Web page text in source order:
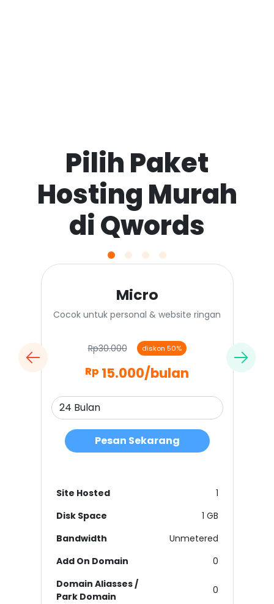
Pilih Paket
Hosting Murah
di Qwords
Micro
Cocok untuk personal & website ringan
Rp30.000 diskon 50%
Rp 15.000/bulan
Pesan Sekarang
Site Hosted
1
Disk Space
1 GB
Bandwidth
Unmetered
Add On Domain
0
Domain Aliasses /
Park Domain
0